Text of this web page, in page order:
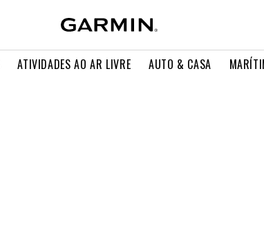
ATIVIDADES AO AR LIVRE AUTO & CASA